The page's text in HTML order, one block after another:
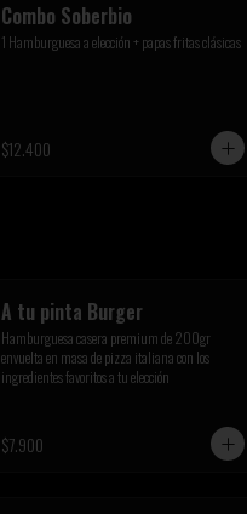
Combo Soberbio
1 Hamburguesa a elección + papas fritas clásicas
$12.400
A tu pinta Burger
Hamburguesa casera premium de 200gr
envuelta en masa de pizza italiana con los
ingredientes favoritos a tu elección
$7.900